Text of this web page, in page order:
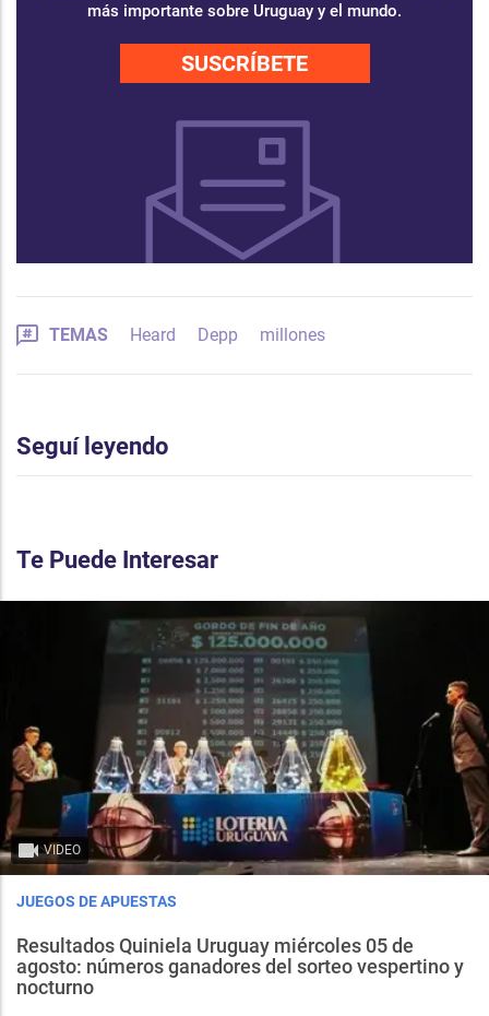
más importante sobre Uruguay y el mundo.
SUSCRÍBETE
TEMAS Heard Depp millones
Seguí leyendo
Te Puede Interesar
VIDEO
JUEGOS DE APUESTAS
Resultados Quiniela Uruguay miércoles 05 de
agosto: números ganadores del sorteo vespertino y
nocturno